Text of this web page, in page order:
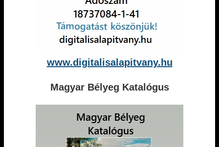
www.digitalisalapitvany.hu
Magyar Bélyeg Katalógus